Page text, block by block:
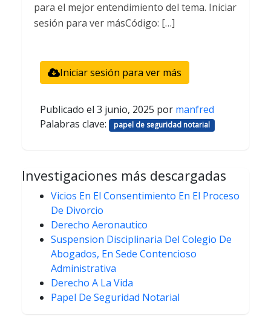
para el mejor entendimiento del tema. Iniciar
sesión para ver másCódigo: […]
Iniciar sesión para ver más
Publicado el 3 junio, 2025 por manfred
Palabras clave:
papel de seguridad notarial
Investigaciones más descargadas
Vicios En El Consentimiento En El Proceso
De Divorcio
Derecho Aeronautico
Suspension Disciplinaria Del Colegio De
Abogados, En Sede Contencioso
Administrativa
Derecho A La Vida
Papel De Seguridad Notarial